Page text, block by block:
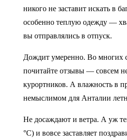
никого не заставит искать в
особенно теплую одежду —
вы отправлялись в отпуск.
Дождит умеренно. Во многих
почитайте отзывы — совсем
курортников. А влажность в
немыслимом для Анталии
Не досаждают и ветра. А уж
°C) и вовсе заставляет